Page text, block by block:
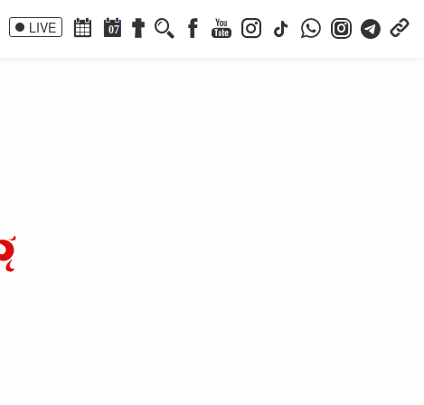
LIVE 07